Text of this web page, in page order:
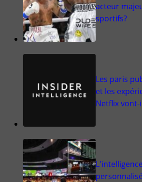
acteur
sportifs?
Les paris
et les
Netflix vont-